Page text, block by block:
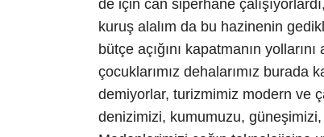
de için can siperhane
kuruş alalım da bu hazinenin
bütçe açığını kapatmanın
çocuklarımız dehalarımız burada
demiyorlar, turizmimiz modern ve
denizimizi, kumumuzu,